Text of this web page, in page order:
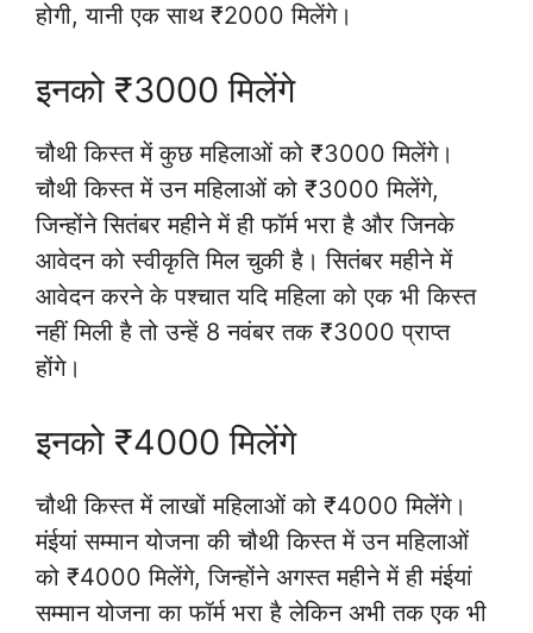
होगी, यानी एक साथ ₹2000 मिलेंगे।
इनको ₹3000 मिलेंगे
चौथी किस्त में कुछ महिलाओं को ₹3000 मिलेंगे।
चौथी किस्त में उन महिलाओं को ₹3000 मिलेंगे,
जिन्होंने सितंबर महीने में ही फॉर्म भरा है और जिनके
आवेदन को स्वीकृति मिल चुकी है। सितंबर महीने में
आवेदन करने के पश्चात यदि महिला को एक भी किस्त
नहीं मिली है तो उन्हें 8 नवंबर तक ₹3000 प्राप्त
होंगे।
इनको ₹4000 मिलेंगे
चौथी किस्त में लाखों महिलाओं को ₹4000 मिलेंगे।
मंईयां सम्मान योजना की चौथी किस्त में उन महिलाओं
को ₹4000 मिलेंगे, जिन्होंने अगस्त महीने में ही मंईयां
सम्मान योजना का फॉर्म भरा है लेकिन अभी तक एक भी